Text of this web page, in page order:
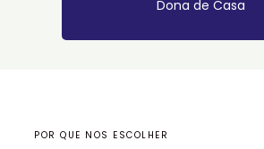
Dona de Casa
POR QUE NOS ESCOLHER